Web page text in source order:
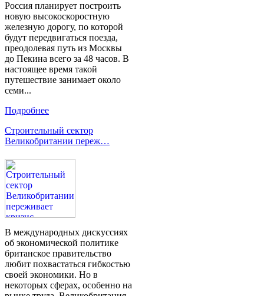
Россия планирует построить
новую высокоскоростную
железную дорогу, по которой
будут передвигаться поезда,
преодолевая путь из Москвы
до Пекина всего за 48 часов. В
настоящее время такой
путешествие занимает около
семи...
Подробнее
Строительный сектор
Великобритании переж…
В международных дискуссиях
об экономической политике
британское правительство
любит похвастаться гибкостью
своей экономики. Но в
некоторых сферах, особенно на